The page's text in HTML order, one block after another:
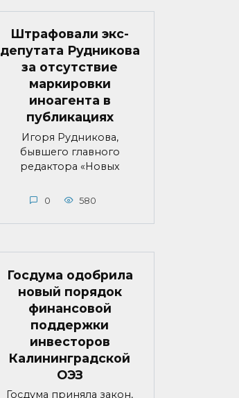
Штрафовали экс-
депутата Рудникова
за отсутствие
маркировки
иноагента в
публикациях
Игоря Рудникова,
бывшего главного
редактора «Новых
0 580
Госдума одобрила
новый порядок
финансовой
поддержки
инвесторов
Калининградской
ОЭЗ
Госдума приняла закон,